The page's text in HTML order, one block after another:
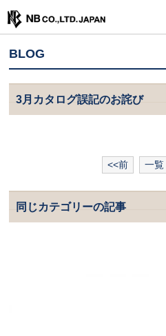
BLOG
3月カタログ誤記のお詫び
<<前 一覧
同じカテゴリーの記事